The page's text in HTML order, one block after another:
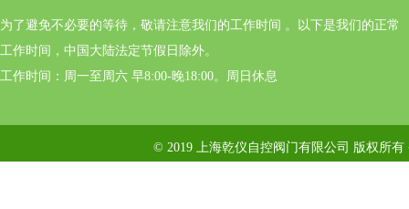
为了避免不必要的等待，敬请注意我们的工作时间 。以下是我们的正常
工作时间，中国大陆法定节假日除外。
工作时间：周一至周六 早8:00-晚18:00。周日休息
© 2019 上海乾仪自控阀门有限公司 版权所有